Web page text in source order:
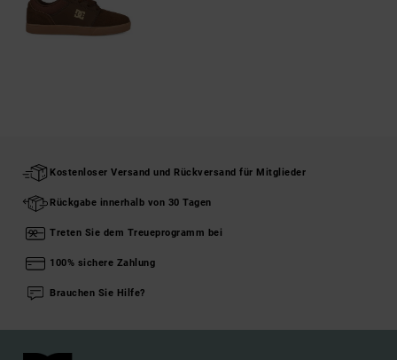
Kostenloser Versand und Rückversand für Mitglieder
Rückgabe innerhalb von 30 Tagen
Treten Sie dem Treueprogramm bei
100% sichere Zahlung
Brauchen Sie Hilfe?